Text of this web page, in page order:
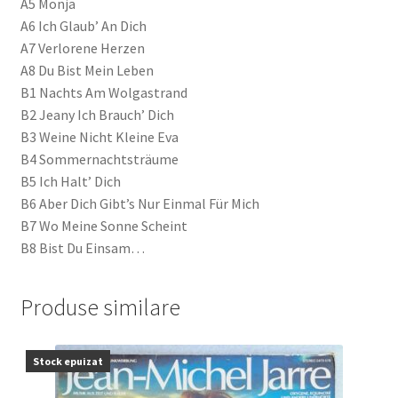
A5 Monja
A6 Ich Glaub’ An Dich
A7 Verlorene Herzen
A8 Du Bist Mein Leben
B1 Nachts Am Wolgastrand
B2 Jeany Ich Brauch’ Dich
B3 Weine Nicht Kleine Eva
B4 Sommernachtsträume
B5 Ich Halt’ Dich
B6 Aber Dich Gibt’s Nur Einmal Für Mich
B7 Wo Meine Sonne Scheint
B8 Bist Du Einsam…
Produse similare
Stock epuizat